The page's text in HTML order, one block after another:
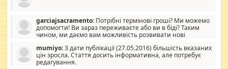
garciajsacramento: Потрібні термінові гроші? Ми можемо
допомогти! Ви зараз переживаєте або ви в біді? Таким
чином, ми даємо вам можливість розвивати нові
допомагати людям, які намагаються дати їм шанс. Кожен
заслуговує на другий шанс, і, оскільки влада не зможе, вони
повинні приймати від інших. Для нас нема багато суми, і зрілість
mumiyo:З дати публікації (27.05.2016) більшість вказаних
цін зросла. Стаття досить інформативна, але потребує
редагування.